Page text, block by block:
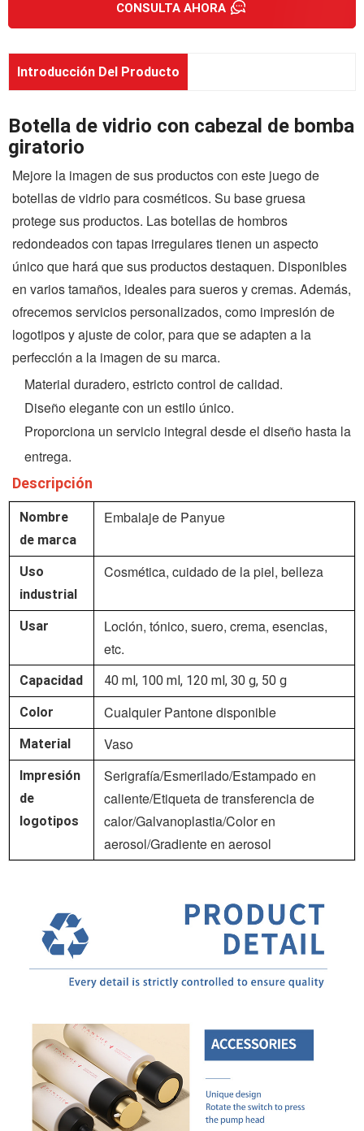
CONSULTA AHORA
Introducción Del Producto
Botella de vidrio con cabezal de bomba
giratorio
Mejore la imagen de sus productos con este juego de
botellas de vidrio para cosméticos. Su base gruesa
protege sus productos. Las botellas de hombros
redondeados con tapas irregulares tienen un aspecto
único que hará que sus productos destaquen. Disponibles
en varios tamaños, ideales para sueros y cremas. Además,
ofrecemos servicios personalizados, como impresión de
logotipos y ajuste de color, para que se adapten a la
perfección a la imagen de su marca.
Material duradero, estricto control de calidad.
Diseño elegante con un estilo único.
Proporciona un servicio integral desde el diseño hasta la
entrega.
Descripción
Nombre
de marca
Embalaje de Panyue
Uso
industrial
Cosmética, cuidado de la piel, belleza
Usar
Loción, tónico, suero, crema, esencias,
etc.
Capacidad 40 ml, 100 ml, 120 ml, 30 g, 50 g
Color Cualquier Pantone disponible
Material Vaso
Impresión
de
logotipos
Serigrafía/Esmerilado/Estampado en
caliente/Etiqueta de transferencia de
calor/Galvanoplastia/Color en
aerosol/Gradiente en aerosol